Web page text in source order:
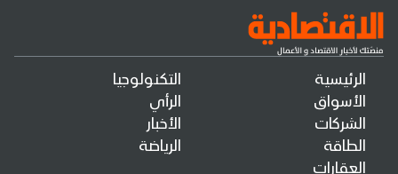
الرئيسية
الأسواق
الشركات
الطاقة
العقارات
التكنولوجيا
الرأي
الأخبار
الرياضة